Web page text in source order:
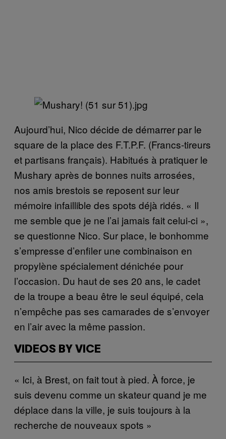
Aujourd’hui, Nico décide de démarrer par le
square de la place des F.T.P.F. (Francs-tireurs
et partisans français). Habitués à pratiquer le
Mushary après de bonnes nuits arrosées,
nos amis brestois se reposent sur leur
mémoire infaillible des spots déjà ridés. « Il
me semble que je ne l’ai jamais fait celui-ci »,
se questionne Nico. Sur place, le bonhomme
s’empresse d’enfiler une combinaison en
propylène spécialement dénichée pour
l’occasion. Du haut de ses 20 ans, le cadet
de la troupe a beau être le seul équipé, cela
n’empêche pas ses camarades de s’envoyer
en l’air avec la même passion.
VIDEOS BY VICE
« Ici, à Brest, on fait tout à pied. À force, je
suis devenu comme un skateur quand je me
déplace dans la ville, je suis toujours à la
recherche de nouveaux spots »